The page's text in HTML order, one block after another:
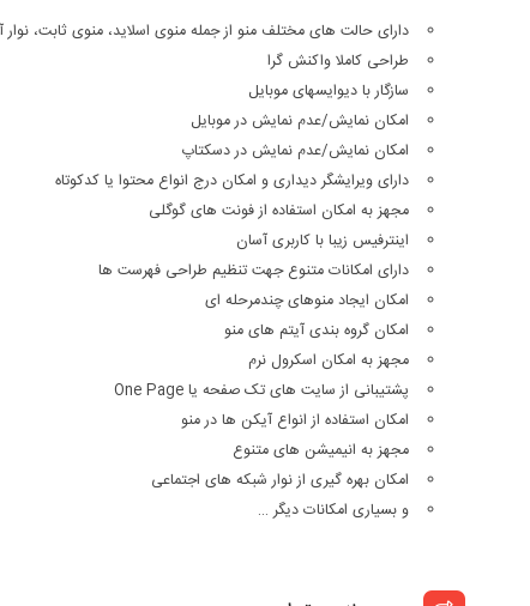
دارای حالت های مختلف منو از جمله منوی اسلاید، منوی ثابت،
طراحی کاملا واکنش گرا
سازگار با دیوایسهای موبایل
امکان نمایش/عدم نمایش در موبایل
امکان نمایش/عدم نمایش در دسکتاپ
دارای ویرایشگر دیداری و امکان درج انواع محتوا یا کدکوتاه
مجهز به امکان استفاده از فونت های گوگلی
اینترفیس زیبا با کاربری آسان
دارای امکانات متنوع جهت تنظیم طراحی فهرست ها
امکان ایجاد منوهای چندمرحله ای
امکان گروه بندی آیتم های منو
مجهز به امکان اسکرول نرم
پشتیبانی از سایت های تک صفحه یا One Page
امکان استفاده از انواع آیکن ها در منو
مجهز به انیمیشن های متنوع
امکان بهره گیری از نوار شبکه های اجتماعی
و بسیاری امکانات دیگر …